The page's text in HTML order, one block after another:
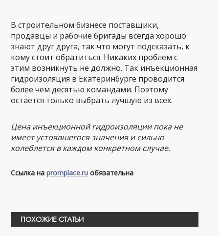
В строительном бизнесе поставщики,
продавцы и рабочие бригады всегда хорошо
знают друг друга, так что могут подсказать, к
кому стоит обратиться. Никаких проблем с
этим возникнуть не должно. Так инъекционная
гидроизоляция в Екатеринбурге проводится
более чем десятью командами. Поэтому
остается только выбрать лучшую из всех.
Цена инъекционной гидроизоляции пока не
имеет устоявшегося значения и сильно
колеблется в каждом конкретном случае.
Ссылка наpromplace.ru обязательна
ПОХОЖИЕ СТАТЬИ